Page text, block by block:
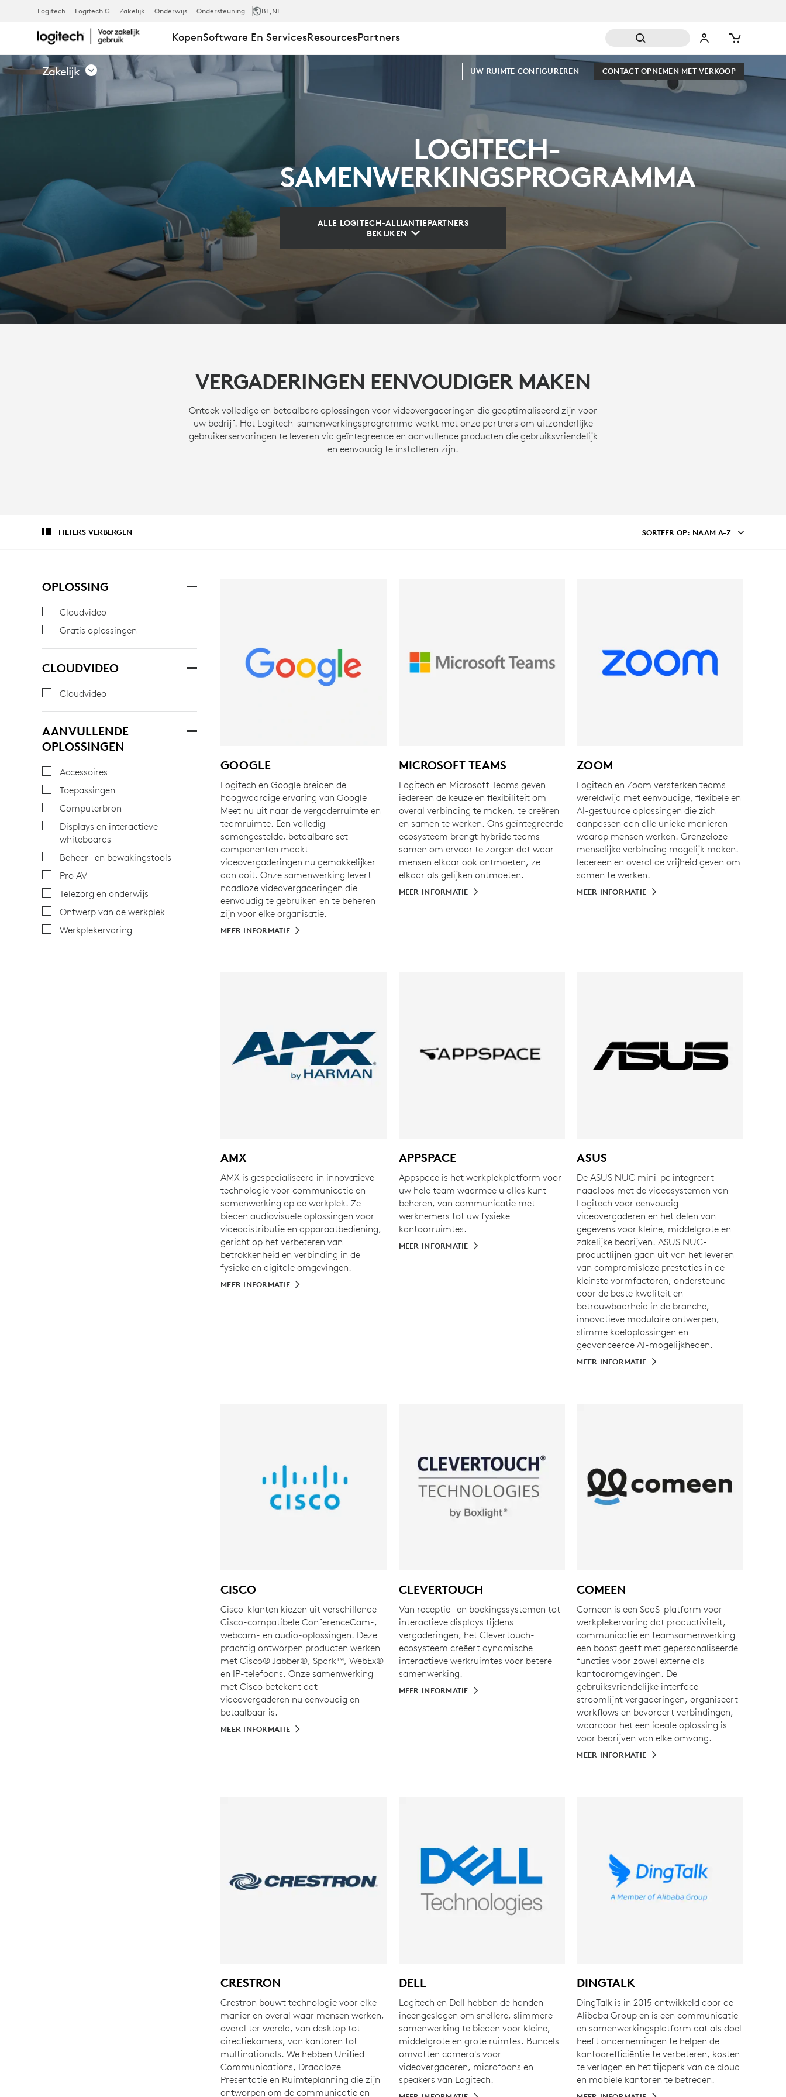
LOGITECH-
SAMENWERKINGSPROGRAMMA
Logitech Logitech G Zakelijk Onderwijs Ondersteuning BE,NL
KopenSoftware En ServicesResourcesPartners
Zakelijk CONTACT OPNEMEN MET VERKOOP
UW RUIMTE CONFIGUREREN
LOGITECH-
SAMENWERKINGSPROGRAMMA
ALLE LOGITECH-ALLIANTIEPARTNERS
BEKIJKEN
VERGADERINGEN EENVOUDIGER MAKEN
Ontdek volledige en betaalbare oplossingen voor videovergaderingen die geoptimaliseerd zijn voor
uw bedrijf. Het Logitech-samenwerkingsprogramma werkt met onze partners om uitzonderlijke
gebruikerservaringen te leveren via geïntegreerde en aanvullende producten die gebruiksvriendelijk
en eenvoudig te installeren zijn.
FILTERS VERBERGEN SORTEER OP : NAAM A-Z
OPLOSSING
Cloudvideo
Gratis oplossingen
CLOUDVIDEO
Cloudvideo
AANVULLENDE
OPLOSSINGEN
Accessoires
Toepassingen
Computerbron
Displays en interactieve
whiteboards
Beheer- en bewakingstools
Pro AV
Telezorg en onderwijs
Ontwerp van de werkplek
Werkplekervaring
GOOGLE
Logitech en Google breiden de
hoogwaardige ervaring van Google
Meet nu uit naar de vergaderruimte en
teamruimte. Een volledig
samengestelde, betaalbare set
componenten maakt
videovergaderingen nu gemakkelijker
dan ooit. Onze samenwerking levert
naadloze videovergaderingen die
eenvoudig te gebruiken en te beheren
zijn voor elke organisatie.
MEER INFORMATIE
MICROSOFT TEAMS
Logitech en Microsoft Teams geven
iedereen de keuze en flexibiliteit om
overal verbinding te maken, te creëren
en samen te werken. Ons geïntegreerde
ecosysteem brengt hybride teams
samen om ervoor te zorgen dat waar
mensen elkaar ook ontmoeten, ze
elkaar als gelijken ontmoeten.
MEER INFORMATIE
ZOOM
Logitech en Zoom versterken teams
wereldwijd met eenvoudige, flexibele en
AI-gestuurde oplossingen die zich
aanpassen aan alle unieke manieren
waarop mensen werken. Grenzeloze
menselijke verbinding mogelijk maken.
Iedereen en overal de vrijheid geven om
samen te werken.
MEER INFORMATIE
AMX
AMX is gespecialiseerd in innovatieve
technologie voor communicatie en
samenwerking op de werkplek. Ze
bieden audiovisuele oplossingen voor
videodistributie en apparaatbediening,
gericht op het verbeteren van
betrokkenheid en verbinding in de
fysieke en digitale omgevingen.
MEER INFORMATIE
APPSPACE
Appspace is het werkplekplatform voor
uw hele team waarmee u alles kunt
beheren, van communicatie met
werknemers tot uw fysieke
kantoorruimtes.
MEER INFORMATIE
ASUS
De ASUS NUC mini-pc integreert
naadloos met de videosystemen van
Logitech voor eenvoudig
videovergaderen en het delen van
gegevens voor kleine, middelgrote en
zakelijke bedrijven. ASUS NUC-
productlijnen gaan uit van het leveren
van compromisloze prestaties in de
kleinste vormfactoren, ondersteund
door de beste kwaliteit en
betrouwbaarheid in de branche,
innovatieve modulaire ontwerpen,
slimme koeloplossingen en
geavanceerde AI-mogelijkheden.
MEER INFORMATIE
CISCO
Cisco-klanten kiezen uit verschillende
Cisco-compatibele ConferenceCam-,
webcam- en audio-oplossingen. Deze
prachtig ontworpen producten werken
met Cisco® Jabber®, Spark™, WebEx®
en IP-telefoons. Onze samenwerking
met Cisco betekent dat
videovergaderen nu eenvoudig en
betaalbaar is.
MEER INFORMATIE
CLEVERTOUCH
Van receptie- en boekingssystemen tot
interactieve displays tijdens
vergaderingen, het Clevertouch-
ecosysteem creëert dynamische
interactieve werkruimtes voor betere
samenwerking.
MEER INFORMATIE
COMEEN
Comeen is een SaaS-platform voor
werkplekervaring dat productiviteit,
communicatie en teamsamenwerking
een boost geeft met gepersonaliseerde
functies voor zowel externe als
kantooromgevingen. De
gebruiksvriendelijke interface
stroomlijnt vergaderingen, organiseert
workflows en bevordert verbindingen,
waardoor het een ideale oplossing is
voor bedrijven van elke omvang.
MEER INFORMATIE
CRESTRON
Crestron bouwt technologie voor elke
manier en overal waar mensen werken,
overal ter wereld, van desktop tot
directiekamers, van kantoren tot
multinationals. We hebben Unified
Communications, Draadloze
Presentatie en Ruimteplanning die zijn
ontworpen om de communicatie en
DELL
Logitech en Dell hebben de handen
ineengeslagen om snellere, slimmere
samenwerking te bieden voor kleine,
middelgrote en grote ruimtes. Bundels
omvatten camera's voor
videovergaderen, microfoons en
speakers van Logitech.
DINGTALK
DingTalk is in 2015 ontwikkeld door de
Alibaba Group en is een communicatie-
en samenwerkingsplatform dat als doel
heeft ondernemingen te helpen de
kantoorefficiëntie te verbeteren, kosten
te verlagen en het tijdperk van de cloud
en mobiele kantoren te betreden.